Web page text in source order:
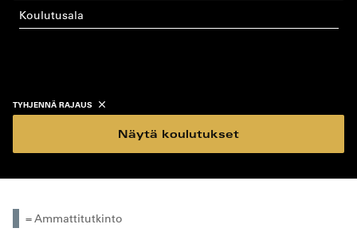
koulutusala
TYHJENNÄ RAJAUS
Näytä koulutukset
= Ammattitutkinto